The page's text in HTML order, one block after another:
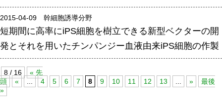
顕微鏡・画像解析支援
共通実験室・培養室利用
研究試料供給
In situ hybridization
2015-04-09 幹細胞誘導分野
短期間に高率にiPS細胞を樹立できる新型ベクターの開
発とそれを用いたチンパンジー血液由来iPS細胞の作製
8 / 16
« 先
頭
« 4 5 6 7 8 9 10 11 12 13 »
最後
»